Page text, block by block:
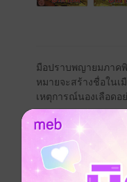
มือปราบพญายมภาคพิ
หมายจะสร้างชื่อในเ
เหตุการณ์นองเลือดอ
การ์ตูนจีน กำลัง
ซีรีส์